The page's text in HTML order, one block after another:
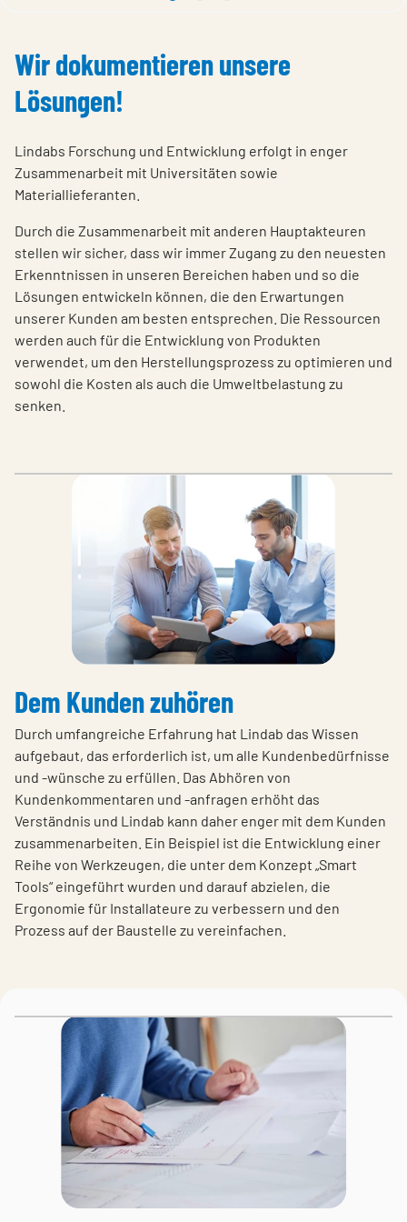
Wir dokumentieren unsere
Lösungen!
Lindabs Forschung und Entwicklung erfolgt in enger
Zusammenarbeit mit Universitäten sowie
Materiallieferanten.
Durch die Zusammenarbeit mit anderen Hauptakteuren
stellen wir sicher, dass wir immer Zugang zu den neuesten
Erkenntnissen in unseren Bereichen haben und so die
Lösungen entwickeln können, die den Erwartungen
unserer Kunden am besten entsprechen. Die Ressourcen
werden auch für die Entwicklung von Produkten
verwendet, um den Herstellungsprozess zu optimieren und
sowohl die Kosten als auch die Umweltbelastung zu
senken.
Dem Kunden zuhören
Durch umfangreiche Erfahrung hat Lindab das Wissen
aufgebaut, das erforderlich ist, um alle Kundenbedürfnisse
und -wünsche zu erfüllen. Das Abhören von
Kundenkommentaren und -anfragen erhöht das
Verständnis und Lindab kann daher enger mit dem Kunden
zusammenarbeiten. Ein Beispiel ist die Entwicklung einer
Reihe von Werkzeugen, die unter dem Konzept „Smart
Tools“ eingeführt wurden und darauf abzielen, die
Ergonomie für Installateure zu verbessern und den
Prozess auf der Baustelle zu vereinfachen.